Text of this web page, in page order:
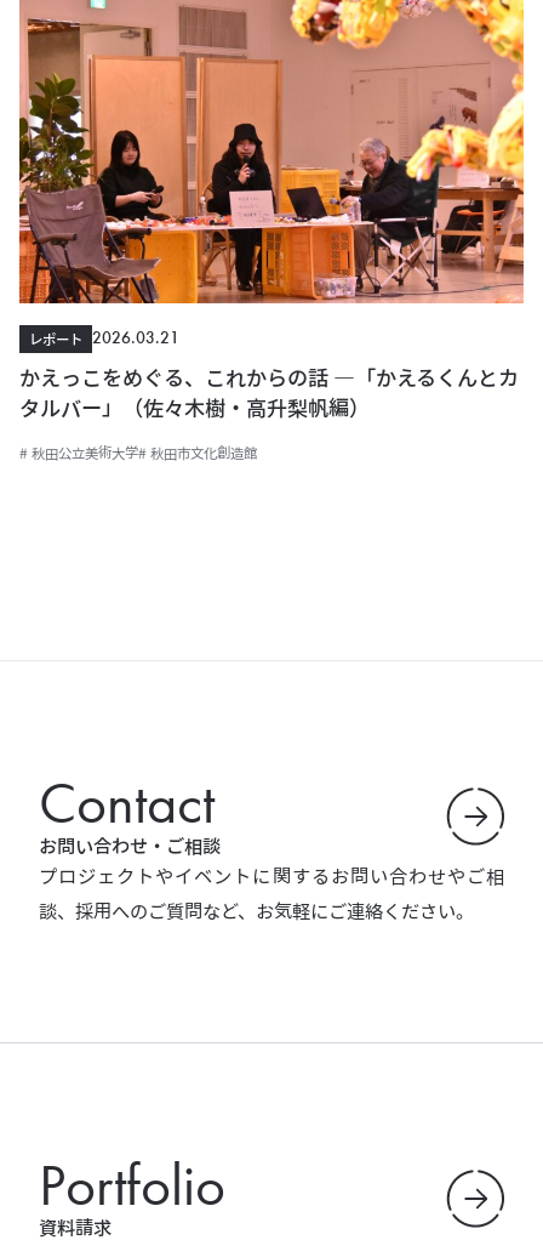
レポート
2026.03.21
かえっこをめぐる、これからの話 ―「かえるくんとカ
タルバー」（佐々木樹・高升梨帆編）
# 秋田公立美術大学# 秋田市文化創造館
Contact
お問い合わせ・ご相談
プロジェクトやイベントに関するお問い合わせやご相
談、採用へのご質問など、お気軽にご連絡ください。
Portfolio
資料請求